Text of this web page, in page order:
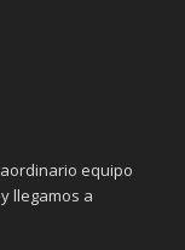
equipo
llegamos a